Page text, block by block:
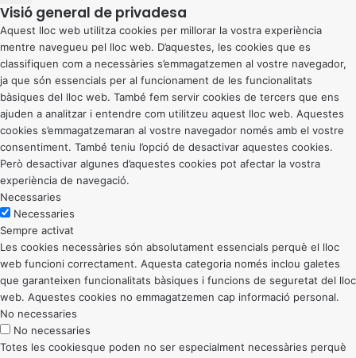
Visió general de privadesa
Aquest lloc web utilitza cookies per millorar la vostra experiència
mentre navegueu pel lloc web. D’aquestes, les cookies que es
classifiquen com a necessàries s’emmagatzemen al vostre navegador,
ja que són essencials per al funcionament de les funcionalitats
bàsiques del lloc web. També fem servir cookies de tercers que ens
ajuden a analitzar i entendre com utilitzeu aquest lloc web. Aquestes
cookies s’emmagatzemaran al vostre navegador només amb el vostre
consentiment. També teniu l’opció de desactivar aquestes cookies.
Però desactivar algunes d’aquestes cookies pot afectar la vostra
experiència de navegació.
Necessaries
Necessaries
Sempre activat
Les cookies necessàries són absolutament essencials perquè el lloc
web funcioni correctament. Aquesta categoria només inclou galetes
que garanteixen funcionalitats bàsiques i funcions de seguretat del lloc
web. Aquestes cookies no emmagatzemen cap informació personal.
No necessaries
No necessaries
Totes les cookiesque poden no ser especialment necessàries perquè